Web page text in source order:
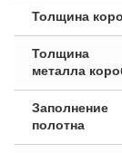
Толщина
Толщина
металла
Заполнение
полотна